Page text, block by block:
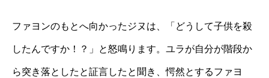
ファヨンのもとへ向かったジヌは、「どうして子供を殺
したんですか！？」と怒鳴ります。ユラが自分が階段か
ら突き落としたと証言したと聞き、愕然とするファヨ